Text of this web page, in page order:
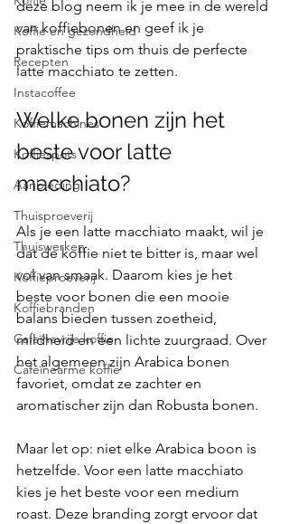
Koffie en gezondheid
Recepten
Instacoffee
Koffiemachines
Koffiespots
Aanbieding
Thuisproeverij
Thuiswerken
Koffieproeverij
Koffiebranden
Cafeïnevrije koffie
Cafeïnearme koffie
deze blog neem ik je mee in de wereld
van koffiebonen en geef ik je
praktische tips om thuis de perfecte
latte macchiato te zetten.
Welke bonen zijn het
beste voor latte
macchiato?
Als je een latte macchiato maakt, wil je
dat de koffie niet te bitter is, maar wel
vol van smaak. Daarom kies je het
beste voor bonen die een mooie
balans bieden tussen zoetheid,
mildheid en een lichte zuurgraad. Over
het algemeen zijn Arabica bonen
favoriet, omdat ze zachter en
aromatischer zijn dan Robusta bonen.
Maar let op: niet elke Arabica boon is
hetzelfde. Voor een latte macchiato
kies je het beste voor een medium
roast. Deze branding zorgt ervoor dat